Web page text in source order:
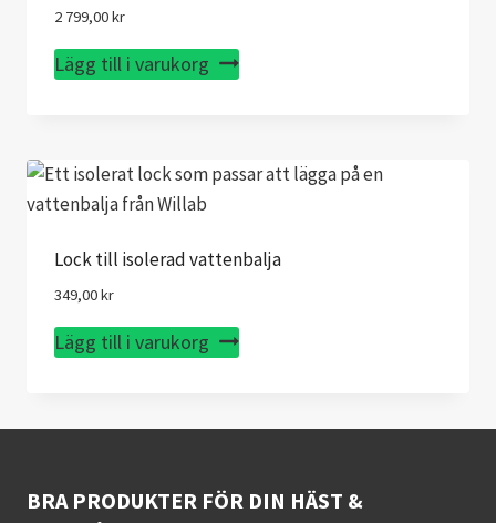
2 799,00kr
Lägg till i varukorg
Lock till isolerad vattenbalja
349,00kr
Lägg till i varukorg
BRA PRODUKTER FÖR DIN HÄST &